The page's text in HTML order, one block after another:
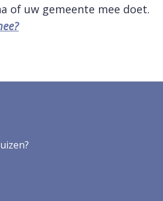
of uw gemeente mee doet.